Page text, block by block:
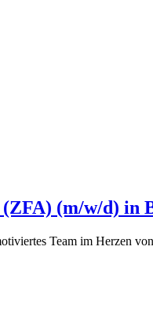
(m/w/d) in
Team im Herzen